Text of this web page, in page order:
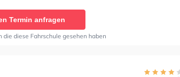
Klasse AM, Klasse A2, Klasse C1, Klasse C1E, Klasse
Klasse D1, Klasse DE1, Klasse D, Klasse DE und
zu erhalten. In der Fahrschule FloW -
Sie können einen Termin online anfragen.
Termin anfragen
die diese Fahrschule gesehen haben